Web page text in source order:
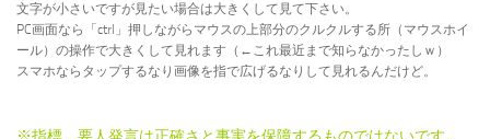
文字が小さいですが見たい場合は大きくして見て下さい。
PC画面なら「ctrl」押しながらマウスの上部分のクルクルする所（マウスホイ
ール）の操作で大きくして見れます（←これ最近まで知らなかったしｗ）
スマホならタップするなり画像を指で広げるなりして見れるんだけど。